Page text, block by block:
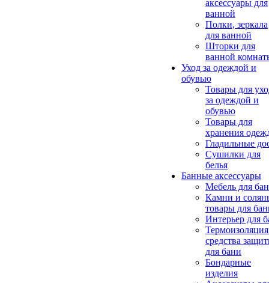
аксессуары для
ванной
Полки, зеркала
для ванной
Шторки для
ванной
Уход за одеждой и
обувью
Товары для
за одеждой и
обувью
Товары для
хранения
Гладильные
Сушилки для
белья
Банные аксессуары
Мебель для
Камни и
товары для
Интерьер для
средства
для бани
Бондарные
изделия